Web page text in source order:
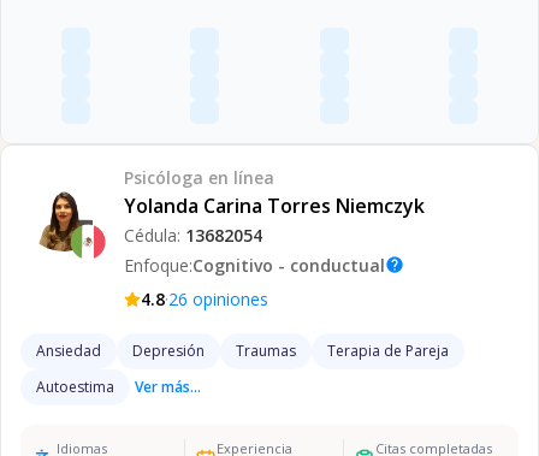
Psicóloga en línea
Yolanda Carina Torres Niemczyk
Cédula: 13682054
Enfoque:Cognitivo - conductualhelp
4.8·26 opiniones
Ansiedad Depresión Traumas
Terapia de Pareja
Autoestima
Ver más...
Idiomas Experiencia Citas completadas